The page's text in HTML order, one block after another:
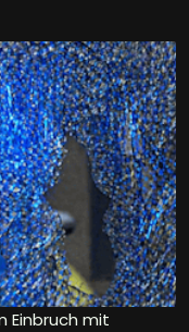
Einbruch mit